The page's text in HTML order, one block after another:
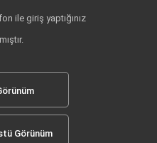
ile giriş yaptığınız
Görünüm